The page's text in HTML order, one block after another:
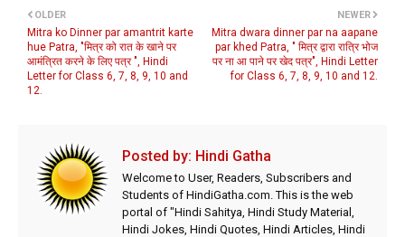
NEWER
Mitra dwara dinner par na aapane
par khed Patra, " मित्र द्वारा रात्रि भोज
पर ना आ पाने पर खेद पत्र", Hindi Letter
for Class 6, 7, 8, 9, 10 and 12.
OLDER
Mitra ko Dinner par amantrit karte
hue Patra, "मित्र को रात के खाने पर
आमंत्रित करने के लिए पत्र ", Hindi
Letter for Class 6, 7, 8, 9, 10 and
12.
Posted by: Hindi Gatha
Welcome to User, Readers, Subscribers and
Students of HindiGatha.com. This is the web
portal of "Hindi Sahitya, Hindi Study Material,
Hindi Jokes, Hindi Quotes, Hindi Articles, Hindi